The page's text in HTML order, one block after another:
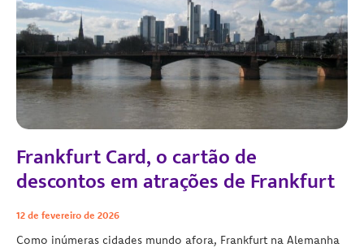
Frankfurt Card, o cartão de
descontos em atrações de Frankfurt
12 de fevereiro de 2026
Como inúmeras cidades mundo afora, Frankfurt na Alemanha